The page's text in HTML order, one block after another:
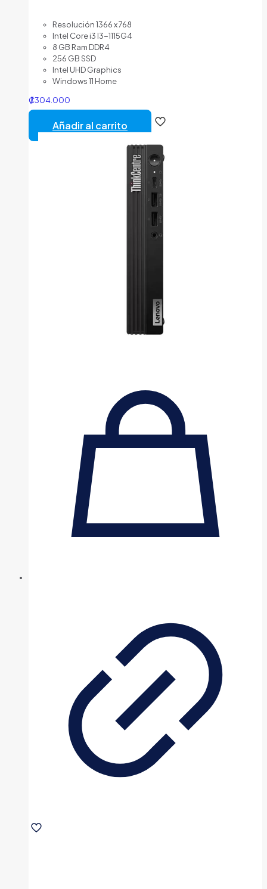
Resolución 1366 x 768
Intel Core i3 I3-1115G4
8 GB Ram DDR4
256 GB SSD
Intel UHD Graphics
Windows 11 Home
₡304.000
Añadir al carrito